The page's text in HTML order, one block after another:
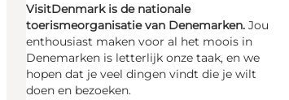
VisitDenmark is de nationale
toerismeorganisatie van Denemarken. Jou
enthousiast maken voor al het moois in
Denemarken is letterlijk onze taak, en we
hopen dat je veel dingen vindt die je wilt
doen en bezoeken.